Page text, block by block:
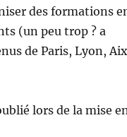
des formations
(un peu trop ? a
de Paris, Lyon,
lors de la mise